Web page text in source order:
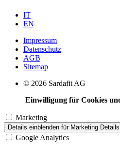
IT
EN
Impressum
Datenschutz
AGB
Sitemap
© 2026 Sardafit AG
Einwilligung für Cookies
Marketing
Details einblenden für Marketing
Google Analytics